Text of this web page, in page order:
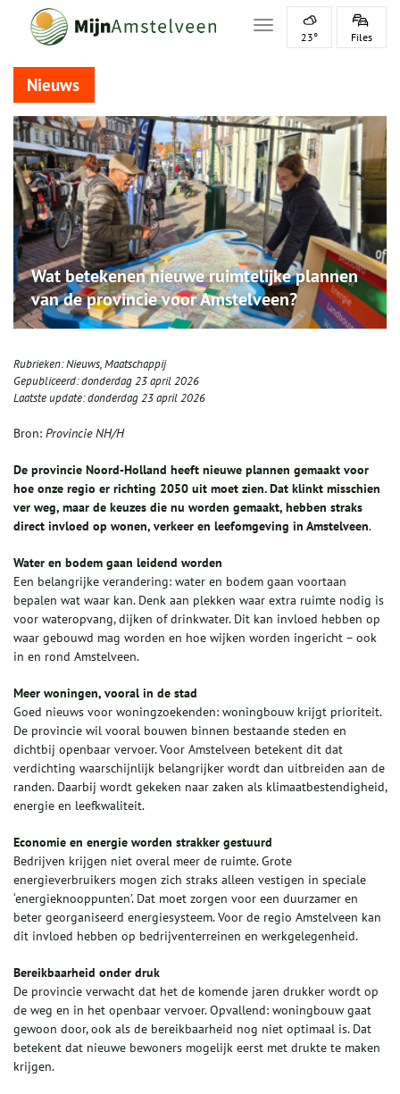
Toggle navigation
23° Files
Nieuws
Wat betekenen nieuwe ruimtelijke plannen
van de provincie voor Amstelveen?
Rubrieken:Nieuws,Maatschappij
Gepubliceerd:donderdag 23 april 2026
Laatste update:donderdag 23 april 2026
Bron: Provincie NH/H
De provincie Noord-Holland heeft nieuwe plannen gemaakt voor
hoe onze regio er richting 2050 uit moet zien. Dat klinkt misschien
ver weg, maar de keuzes die nu worden gemaakt, hebben straks
direct invloed op wonen, verkeer en leefomgeving in Amstelveen.
Water en bodem gaan leidend worden
Een belangrijke verandering: water en bodem gaan voortaan
bepalen wat waar kan. Denk aan plekken waar extra ruimte nodig is
voor wateropvang, dijken of drinkwater. Dit kan invloed hebben op
waar gebouwd mag worden en hoe wijken worden ingericht – ook
in en rond Amstelveen.
Meer woningen, vooral in de stad
Goed nieuws voor woningzoekenden: woningbouw krijgt prioriteit.
De provincie wil vooral bouwen binnen bestaande steden en
dichtbij openbaar vervoer. Voor Amstelveen betekent dit dat
verdichting waarschijnlijk belangrijker wordt dan uitbreiden aan de
randen. Daarbij wordt gekeken naar zaken als klimaatbestendigheid,
energie en leefkwaliteit.
Economie en energie worden strakker gestuurd
Bedrijven krijgen niet overal meer de ruimte. Grote
energieverbruikers mogen zich straks alleen vestigen in speciale
‘energieknooppunten’. Dat moet zorgen voor een duurzamer en
beter georganiseerd energiesysteem. Voor de regio Amstelveen kan
dit invloed hebben op bedrijventerreinen en werkgelegenheid.
Bereikbaarheid onder druk
De provincie verwacht dat het de komende jaren drukker wordt op
de weg en in het openbaar vervoer. Opvallend: woningbouw gaat
gewoon door, ook als de bereikbaarheid nog niet optimaal is. Dat
betekent dat nieuwe bewoners mogelijk eerst met drukte te maken
krijgen.